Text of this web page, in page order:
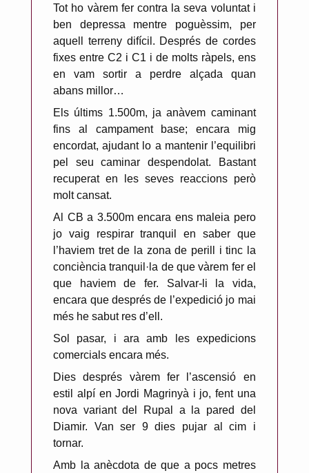
Tot ho vàrem fer contra la seva voluntat i
ben depressa mentre poguèssim, per
aquell terreny difícil. Després de cordes
fixes entre C2 i C1 i de molts ràpels, ens
en vam sortir a perdre alçada quan
abans millor…
Els últims 1.500m, ja anàvem caminant
fins al campament base; encara mig
encordat, ajudant lo a mantenir l’equilibri
pel seu caminar despendolat. Bastant
recuperat en les seves reaccions però
molt cansat.
Al CB a 3.500m encara ens maleia pero
jo vaig respirar tranquil en saber que
l’haviem tret de la zona de perill i tinc la
conciència tranquil·la de que vàrem fer el
que haviem de fer. Salvar-li la vida,
encara que després de l’expedició jo mai
més he sabut res d’ell.
Sol pasar, i ara amb les expedicions
comercials encara més.
Dies després vàrem fer l’ascensió en
estil alpí en Jordi Magrinyà i jo, fent una
nova variant del Rupal a la pared del
Diamir. Van ser 9 dies pujar al cim i
tornar.
Amb la anècdota de que a pocs metres